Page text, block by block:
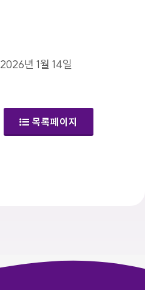
2026년 1월 14일
목록페이지